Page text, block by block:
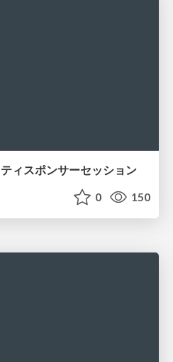
ィスポンサーセッション
0 150